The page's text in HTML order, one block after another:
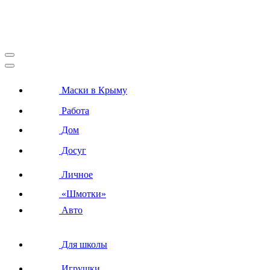
Маски в Крыму
Работа
Дом
Досуг
Личное
«Шмотки»
Авто
Для школы